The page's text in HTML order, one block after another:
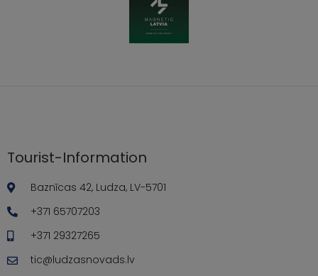
Tourist-Information
Baznīcas 42, Ludza, LV-5701
+371 65707203
+371 29327265
tic@ludzasnovads.lv